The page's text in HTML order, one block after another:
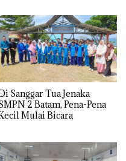
Sanggar Tua Jenaka
2 Batam, Pena-Pena
Mulai Bicara